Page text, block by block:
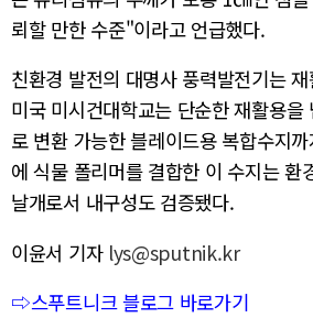
뢰할 만한 수준"이라고 언급했다.
친환경 발전의 대명사 풍력발전기는
미국 미시건대학교는 단순한 재활용을
로 변환 가능한 블레이드용 복합수지
에 식물 폴리머를 결합한 이 수지는 환
날개로서 내구성도 검증됐다.
이윤서 기자 lys@sputnik.kr
⇨스푸트니크 블로그 바로가기